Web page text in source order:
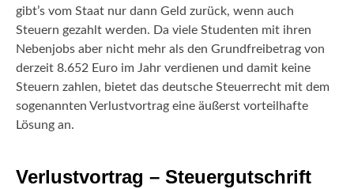
gibt’s vom Staat nur dann Geld zurück, wenn auch
Steuern gezahlt werden. Da viele Studenten mit ihren
Nebenjobs aber nicht mehr als den Grundfreibetrag von
derzeit 8.652 Euro im Jahr verdienen und damit keine
Steuern zahlen, bietet das deutsche Steuerrecht mit dem
sogenannten Verlustvortrag eine äußerst vorteilhafte
Lösung an.
Verlustvortrag – Steuergutschrift